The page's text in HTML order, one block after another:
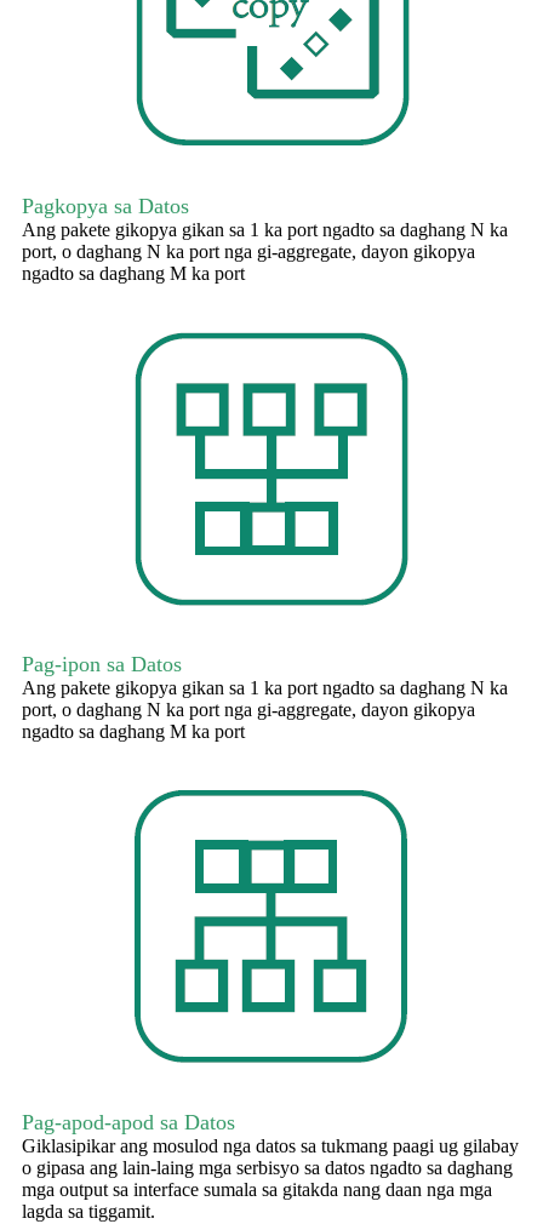
Pagkopya sa Datos
Ang pakete gikopya gikan sa 1 ka port ngadto sa daghang N ka
port, o daghang N ka port nga gi-aggregate, dayon gikopya
ngadto sa daghang M ka port
Pag-ipon sa Datos
Ang pakete gikopya gikan sa 1 ka port ngadto sa daghang N ka
port, o daghang N ka port nga gi-aggregate, dayon gikopya
ngadto sa daghang M ka port
Pag-apod-apod sa Datos
Giklasipikar ang mosulod nga datos sa tukmang paagi ug gilabay
o gipasa ang lain-laing mga serbisyo sa datos ngadto sa daghang
mga output sa interface sumala sa gitakda nang daan nga mga
lagda sa tiggamit.